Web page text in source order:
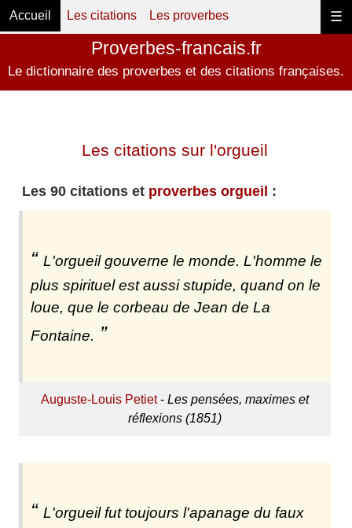
☰
Accueil Les citations Les proverbes
Proverbes-francais.fr
Le dictionnaire des proverbes et des citations françaises.
Les citations sur l'orgueil
Les 90 citations et proverbes orgueil :
L'orgueil gouverne le monde. L'homme le
plus spirituel est aussi stupide, quand on le
loue, que le corbeau de Jean de La
Fontaine.
Auguste-Louis Petiet- Les pensées, maximes et
réflexions (1851)
L'orgueil fut toujours l'apanage du faux